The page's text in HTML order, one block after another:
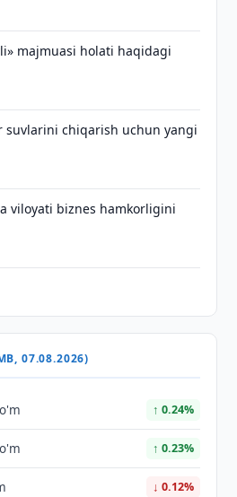
majmuasi holati haqidagi
suvlarini chiqarish uchun yangi
viloyati biznes hamkorligini
07.08.2026)
↑ 0.24%
↑ 0.23%
↓ 0.12%